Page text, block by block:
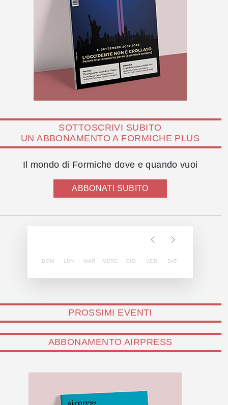
SOTTOSCRIVI SUBITO
UN ABBONAMENTO A FORMICHE PLUS
Il mondo di Formiche dove e quando vuoi
ABBONATI SUBITO
DOM LUN MAR MERC GIO VEN SAT
PROSSIMI EVENTI
ABBONAMENTO AIRPRESS